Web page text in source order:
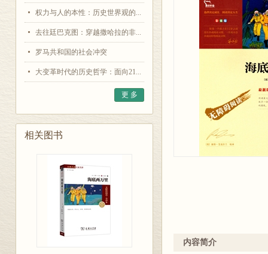
权力与人的本性：历史世界观的...
去往廷巴克图：穿越撒哈拉的非...
罗马共和国的社会冲突
大变革时代的历史哲学：面向21...
更 多
相关图书
内容简介